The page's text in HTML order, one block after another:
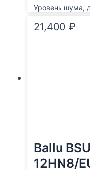
Уровень шума,
21,400 ₽
Ballu
12HN8/